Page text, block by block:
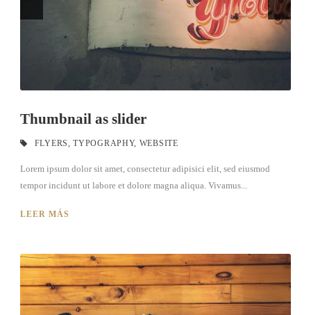
Thumbnail as slider
FLYERS TYPOGRAPHY, WEBSITE
Lorem ipsum dolor sit amet, consectetur adipisici elit, sed eiusmod
tempor incidunt ut labore et dolore magna aliqua. Vivamus...
LEER MÁS